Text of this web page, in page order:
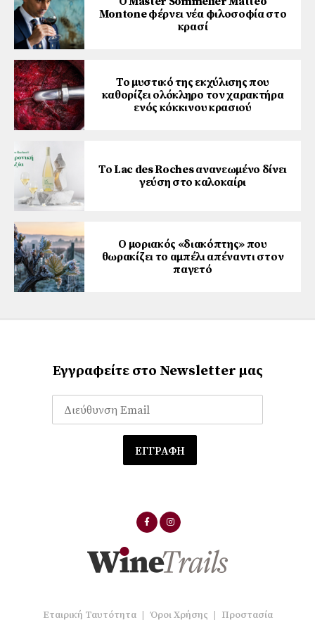
Montone φέρνει νέα φιλοσοφία στο
κρασί
Το μυστικό της εκχύλισης που
καθορίζει ολόκληρο τον χαρακτήρα
ενός κόκκινου κρασιού
Το Lac des Roches ανανεωμένο δίνει
γεύση στο καλοκαίρι
Ο μοριακός «διακόπτης» που
θωρακίζει το αμπέλι απέναντι στον
παγετό
Εγγραφείτε στο Newsletter μας
Εταιρική Ταυτότητα | Όροι Χρήσης | Προστασία